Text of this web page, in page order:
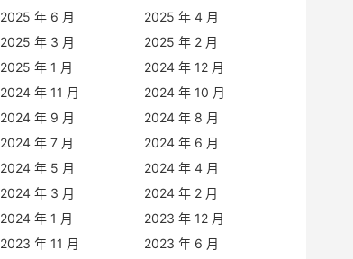
2025 年 6 月
2025 年 4 月
2025 年 3 月
2025 年 2 月
2025 年 1 月
2024 年 12 月
2024 年 11 月
2024 年 10 月
2024 年 9 月
2024 年 8 月
2024 年 7 月
2024 年 6 月
2024 年 5 月
2024 年 4 月
2024 年 3 月
2024 年 2 月
2024 年 1 月
2023 年 12 月
2023 年 11 月
2023 年 6 月